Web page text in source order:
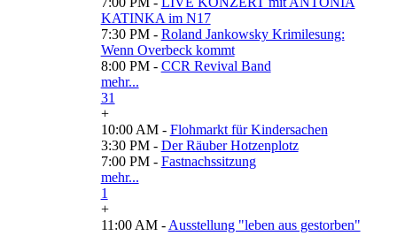
KATINKA im N17
7:30 PM - Roland Jankowsky Krimilesung:
Wenn Overbeck kommt
8:00 PM - CCR Revival Band
mehr...
31
+
10:00 AM - Flohmarkt für Kindersachen
3:30 PM - Der Räuber Hotzenplotz
7:00 PM - Fastnachssitzung
mehr...
1
+
11:00 AM - Ausstellung "leben aus gestorben"